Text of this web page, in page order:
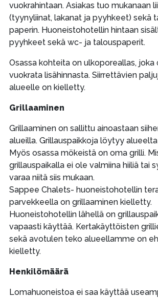
vuokrahintaan. Asiakas tuo mukanaan
(tyynyliinat, lakanat ja pyyhkeet) sekä
paperin. Huoneistohotellin hintaan
pyyhkeet sekä wc- ja talouspaperit.
Osassa kohteita on ulkoporeallas, joka
vuokrata lisähinnasta. Siirrettävien
alueelle on kielletty.
Grillaaminen
Grillaaminen on sallittu ainoastaan
alueilla. Grillauspaikkoja löytyy
Myös osassa mökeistä on oma grilli.
grillauspaikalla ei ole valmiina hiiliä tai
varaa niitä siis mukaan.
Sappee Chalets- huoneistohotellin
parvekkeella on grillaaminen kielletty.
Huoneistohotellin lähellä on
vapaasti käyttää. Kertakäyttöisten
sekä avotulen teko alueellamme on
kielletty.
Henkilömäärä
Lomahuoneistoa ei saa käyttää